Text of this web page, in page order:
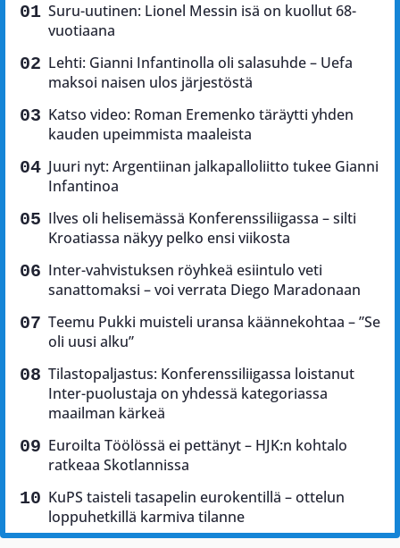
Suru-uutinen: Lionel Messin isä on kuollut 68-
vuotiaana
Lehti: Gianni Infantinolla oli salasuhde – Uefa
maksoi naisen ulos järjestöstä
Katso video: Roman Eremenko täräytti yhden
kauden upeimmista maaleista
Juuri nyt: Argentiinan jalkapalloliitto tukee Gianni
Infantinoa
Ilves oli helisemässä Konferenssiliigassa – silti
Kroatiassa näkyy pelko ensi viikosta
Inter-vahvistuksen röyhkeä esiintulo veti
sanattomaksi – voi verrata Diego Maradonaan
Teemu Pukki muisteli uransa käännekohtaa – ”Se
oli uusi alku”
Tilastopaljastus: Konferenssiliigassa loistanut
Inter-puolustaja on yhdessä kategoriassa
maailman kärkeä
Euroilta Töölössä ei pettänyt – HJK:n kohtalo
ratkeaa Skotlannissa
KuPS taisteli tasapelin eurokentillä – ottelun
loppuhetkillä karmiva tilanne